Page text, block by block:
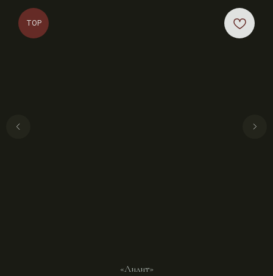
TOP
«Лилит»